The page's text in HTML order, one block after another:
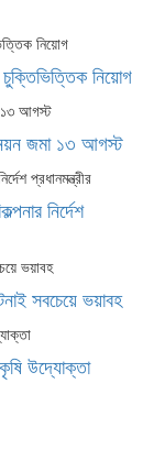
নিয়োগ
জমা ১৩ আগস্ট
নির্দেশ
সবচেয়ে ভয়াবহ
কৃষি উদ্যোক্তা